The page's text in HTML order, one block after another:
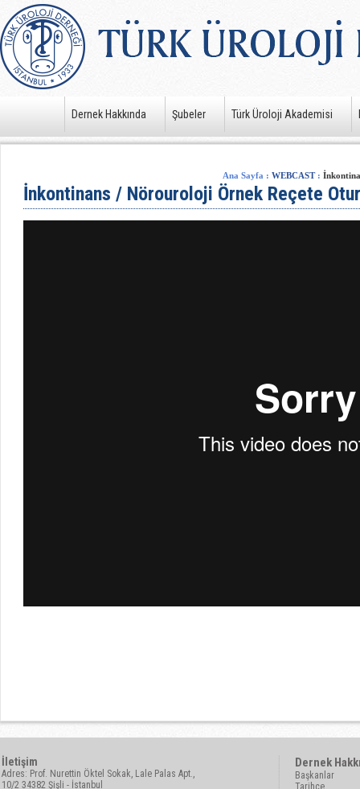
Dernek Hakkında Şubeler Türk Üroloji Akademisi
Ana Sayfa : WEBCAST:
İnkontinans / Nörouroloji Örnek Reçete
İletişim
Adres: Prof. Nurettin Öktel Sokak, Lale Palas Apt.,
10/2 34382 Şişli - İstanbul
Dernek
Başkanlar
Tarihçe